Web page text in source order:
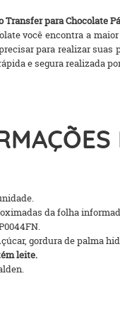
Transfer para Chocolate
você encontra a
para realizar suas
e segura realizada
da folha
gordura de palma
leite.